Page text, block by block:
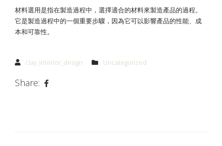
材料選用是指在製造過程中，選擇適合的材料來製造產品的過程。
它是製造過程中的一個重要步驟，因為它可以影響產品的性能、成
本和可靠性。
clay_interior_design Uncategorized
Share: